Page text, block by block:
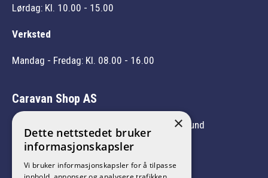
Lørdag: Kl. 10.00 - 15.00
Verksted
Mandag - Fredag: Kl. 08.00 - 16.00
Caravan Shop AS
Vi er medlem av Norges Caravanbransjeforbund
×
Dette nettstedet bruker
informasjonskapsler
Vi bruker informasjonskapsler for å tilpasse